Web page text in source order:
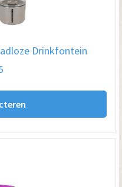
Drinkfontein
Dit